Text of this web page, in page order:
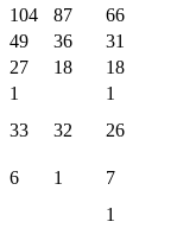
104 87
66
49 36
31
27 18
18
1
1
33 32
26
6 1
7
1